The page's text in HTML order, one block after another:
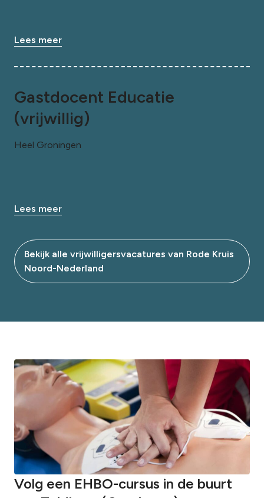
Lees meer
Gastdocent Educatie
(vrijwillig)
Heel Groningen
Lees meer
Bekijk alle vrijwilligersvacatures van Rode Kruis
Noord-Nederland
Volg een EHBO-cursus in de buurt